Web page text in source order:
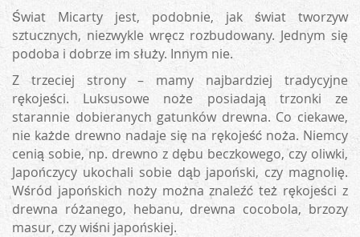
Świat Micarty jest, podobnie, jak świat tworzyw
sztucznych, niezwykle wręcz rozbudowany. Jednym się
podoba i dobrze im służy. Innym nie.
Z trzeciej strony – mamy najbardziej tradycyjne
rękojeści. Luksusowe noże posiadają trzonki ze
starannie dobieranych gatunków drewna. Co ciekawe,
nie każde drewno nadaje się na rękojeść noża. Niemcy
cenią sobie, np. drewno z dębu beczkowego, czy oliwki,
Japończycy ukochali sobie dąb japoński, czy magnolię.
Wśród japońskich noży można znaleźć też rękojeści z
drewna różanego, hebanu, drewna cocobola, brzozy
masur, czy wiśni japońskiej.